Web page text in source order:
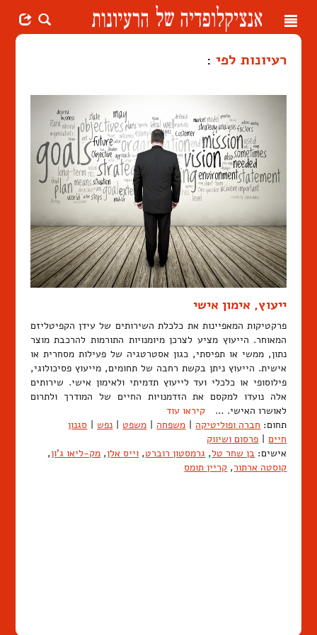
Toggle
רעיונות לפי :
ייעוץ, אימון אישי
פרקטיקות המאפיינות את כלכלת השירותים של עידן הקפיטליזם
המאוחר. הייעוץ מציע לצרכן מיומנויות התורמות להרכבת מוצר
נתון, ממשי או תפיסתי, כגון אסטרטגיה של פעילות מסחרית או
אישית. הייעוץ ניתן בקשת רחבה של תחומים, מייעוץ פסיכולוגי,
פילוסופי או כלכלי ועד לייעוץ תדמיתי ולאימון אישי. שירותים
אלה נועדו למקסם את הזדמנויות החיים של המודרך ולתרום
לאושרו האישי. … קיראו עוד
תחום: חברה ופוליטיקה | משפחה | משפט | נפש | סגנון
חיים | פרסום ושיווק
אישים: בן שחר טל, גרמסטון רוברט, וייס אלן, מק-ליאו ג'ון,
קוסטה ארתור, קריין תומס